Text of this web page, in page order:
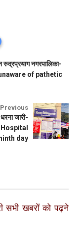
नगरपालिका-
of pathetic
Previous
जारी-
day
सभी खबरों को पढ़ने